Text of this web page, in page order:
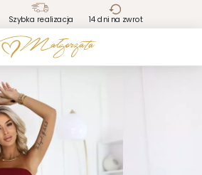
Szybka realizacja 14 dni na zwrot